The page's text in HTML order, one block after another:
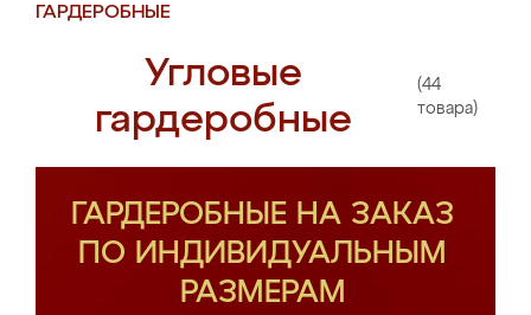
ГАРДЕРОБНЫЕ
Угловые
гардеробные
(44
товара)
ГАРДЕРОБНЫЕ НА ЗАКАЗ
ПО ИНДИВИДУАЛЬНЫМ
РАЗМЕРАМ